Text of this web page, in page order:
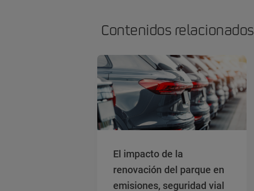
Contenidos relacionados
El impacto de la
renovación del parque en
emisiones, seguridad vial